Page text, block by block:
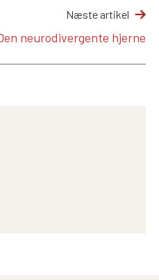
Næste artikel
neurodivergente hjerne